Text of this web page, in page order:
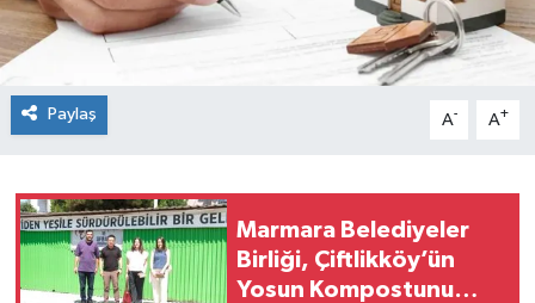
Paylaş A- A+
Marmara Belediyeler
Birliği, Çiftlikköy’ün
Yosun Kompostunu